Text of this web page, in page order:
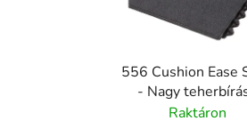
556 Cushion Ease
- Nagy
modulárisRaktáron